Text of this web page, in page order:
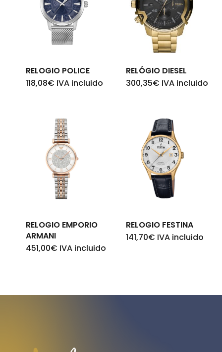
RELOGIO POLICE
118,08€ IVA incluido
RELÓGIO DIESEL
300,35€ IVA incluido
RELOGIO EMPORIO
ARMANI
451,00€ IVA incluido
RELOGIO FESTINA
141,70€ IVA incluido